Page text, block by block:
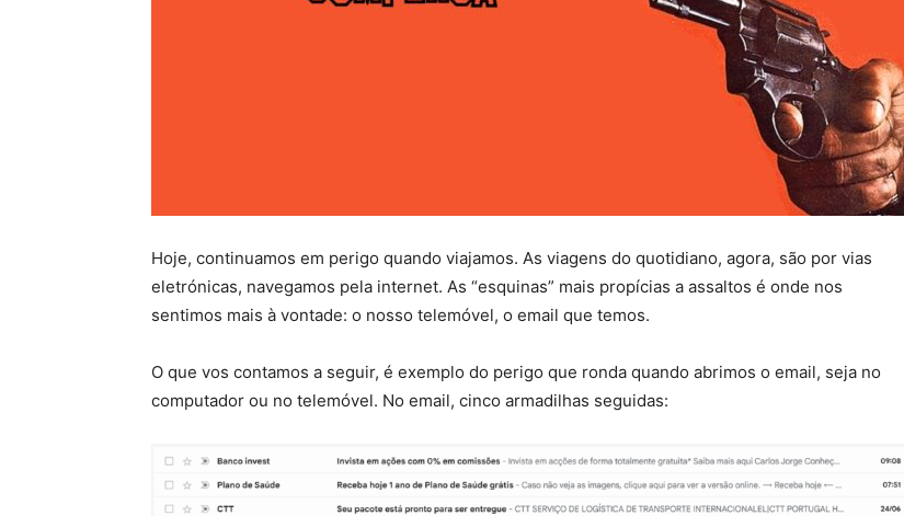
Hoje, continuamos em perigo quando viajamos. As viagens do quotidiano, agora, são por vias
eletrónicas, navegamos pela internet. As “esquinas” mais propícias a assaltos é onde nos
sentimos mais à vontade: o nosso telemóvel, o email que temos.
O que vos contamos a seguir, é exemplo do perigo que ronda quando abrimos o email, seja no
computador ou no telemóvel. No email, cinco armadilhas seguidas: